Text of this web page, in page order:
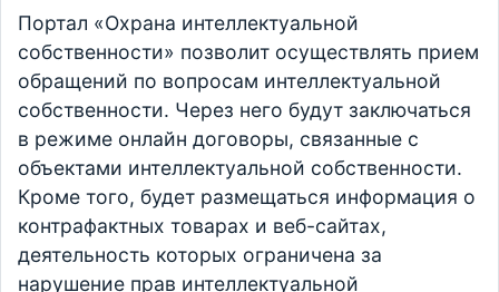
Портал «Охрана интеллектуальной
собственности» позволит осуществлять прием
обращений по вопросам интеллектуальной
собственности. Через него будут заключаться
в режиме онлайн договоры, связанные с
объектами интеллектуальной собственности.
Кроме того, будет размещаться информация о
контрафактных товарах и веб-сайтах,
деятельность которых ограничена за
нарушение прав интеллектуальной